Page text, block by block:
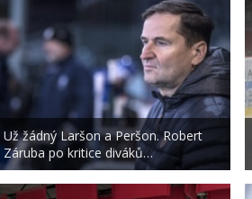
Už žádný Laršon a Peršon. Robert
Záruba po kritice diváků…